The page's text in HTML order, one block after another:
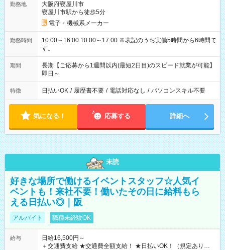
勤務地
大阪府寝屋川市
寝屋川市駅から徒歩5分
電子・機械系メーカー
勤務時間
10:00～16:00 10:00～17:00 ※表記のうち実働5時間から6時間で
す。
期間
長期【ご応募から1週間以内(最短2日目)のスピード就業が可能】
即日～
特徴 日払いOK / 履歴書不要 / 電話対応なし / パソコンスキル不要
気になる！ 応募する 詳細へ
未読
好きな場所で働けるイベントスタッフ☆人気イ
ベントも！来社不要！働いたその日に給料もら
える日払い◎｜阪
アルバイト 職種未経験OK
給与
日給16,500円～
＋交通費支給 ★交通費全額支給！ ★日払いOK！（規定あり） ┗